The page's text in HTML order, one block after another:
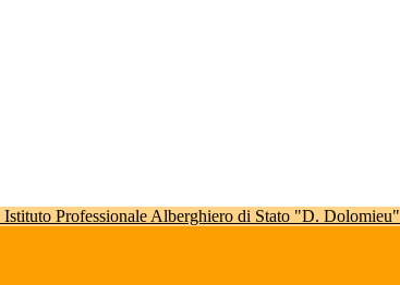
Istituto Professionale Alberghiero di Stato "D. Dolomieu"